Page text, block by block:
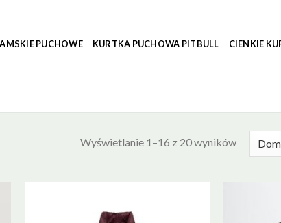
PUCHOWE KURTKA PUCHOWA PITBULL CIENKIE
Wyświetlanie 1–16 z 20 wyników